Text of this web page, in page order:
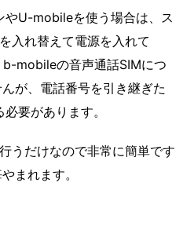
U-mobileを使う場合は、ス
入れ替えて電源を入れて
b-mobileの音声通話SIMにつ
が、電話番号を引き継ぎた
必要があります。
うだけなので非常に簡単です
まれます。